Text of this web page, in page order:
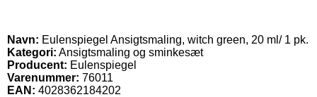
Navn: Eulenspiegel Ansigtsmaling, witch green, 20 ml/ 1 pk.
Kategori: Ansigtsmaling og sminkesæt
Producent: Eulenspiegel
Varenummer: 76011
EAN: 4028362184202